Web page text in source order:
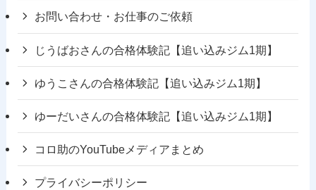
お問い合わせ・お仕事のご依頼
じうばおさんの合格体験記【追い込みジム1期】
ゆうこさんの合格体験記【追い込みジム1期】
ゆーだいさんの合格体験記【追い込みジム1期】
コロ助のYouTubeメディアまとめ
プライバシーポリシー